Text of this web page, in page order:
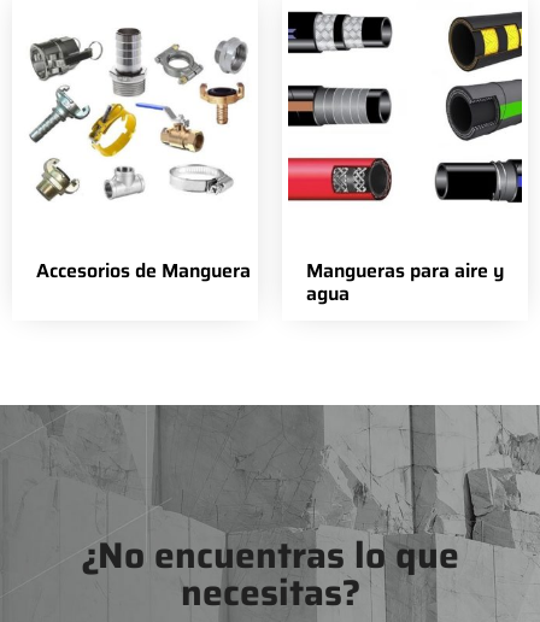
Accesorios de Manguera Mangueras para aire y
agua
¿No encuentras lo que
necesitas?